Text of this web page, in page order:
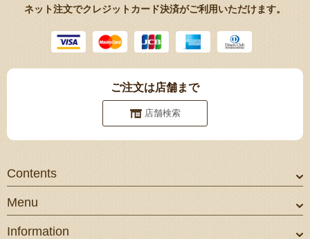
ネット注文でクレジットカード決済がご利用いただけます。
ご注文は店舗まで
店舗検索
Contents
Menu
Information